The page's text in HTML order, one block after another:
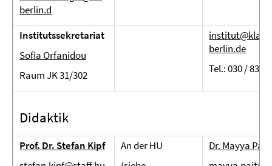
berlin.d
Institutssekretariat
Sofia Orfanidou
Raum JK 31/302
berlin.de
Tel.: 030 / 838
Didaktik
Prof. Dr. Stefan Kipf
An der HU
Dr. Mayya